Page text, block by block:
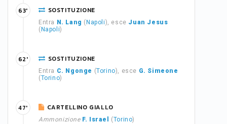
SOSTITUZIONE
Entra N. Lang ( Napoli), esce Juan Jesus
( Napoli)
63'
SOSTITUZIONE
Entra C. Ngonge (Torino), esce G. Simeone
(Torino)
62'
CARTELLINO GIALLO
Ammonizione F. Israel (Torino)
47'